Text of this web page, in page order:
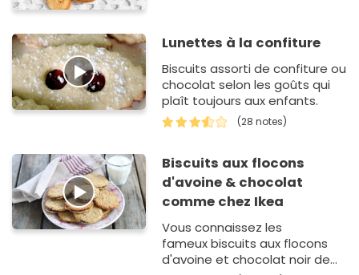
Lunettes à la confiture
Biscuits assorti de confiture ou
chocolat selon les goûts qui
plaît toujours aux enfants.
(28 notes)
Biscuits aux flocons
d'avoine & chocolat
comme chez Ikea
Vous connaissez les
fameux biscuits aux flocons
d'avoine et chocolat noir de